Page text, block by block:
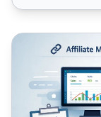
Marketing de